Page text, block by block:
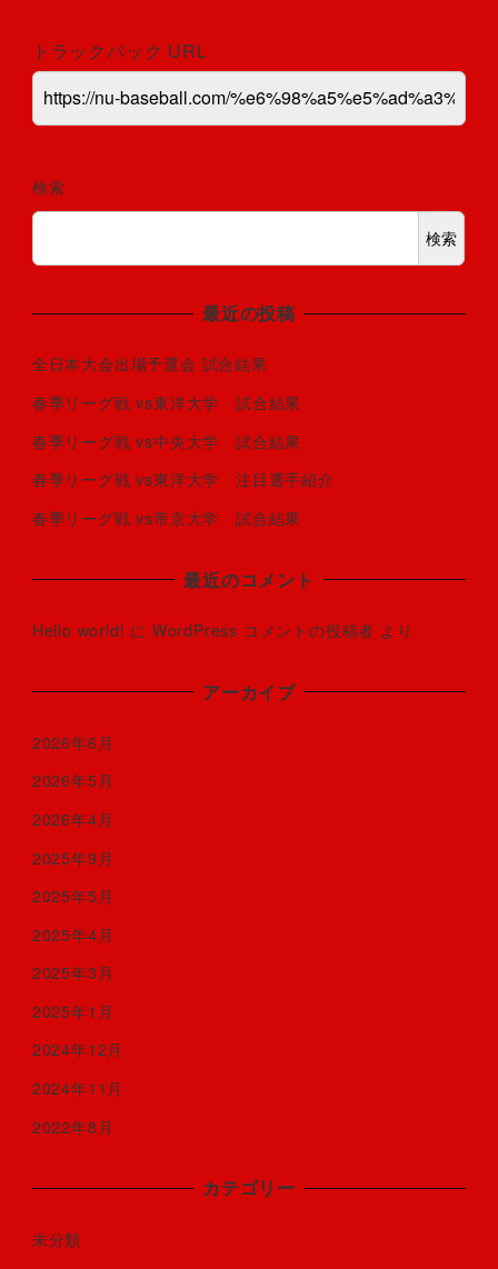
トラックバック URL
検索
検索
最近の投稿
全日本大会出場予選会 試合結果
春季リーグ戦 vs東洋大学 試合結果
春季リーグ戦 vs中央大学 試合結果
春季リーグ戦 vs東洋大学 注目選手紹介
春季リーグ戦 vs帝京大学 試合結果
最近のコメント
Hello world! に WordPress コメントの投稿者 より
アーカイブ
2026年6月
2026年5月
2026年4月
2025年9月
2025年5月
2025年4月
2025年3月
2025年1月
2024年12月
2024年11月
2022年8月
カテゴリー
未分類